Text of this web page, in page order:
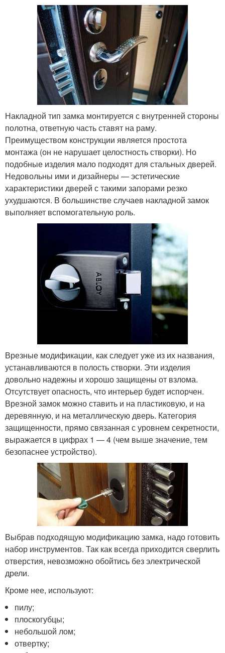
Накладной тип замка монтируется с внутренней стороны
полотна, ответную часть ставят на раму.
Преимуществом конструкции является простота
монтажа (он не нарушает целостность створки). Но
подобные изделия мало подходят для стальных дверей.
Недовольны ими и дизайнеры — эстетические
характеристики дверей с такими запорами резко
ухудшаются. В большинстве случаев накладной замок
выполняет вспомогательную роль.
Врезные модификации, как следует уже из их названия,
устанавливаются в полость створки. Эти изделия
довольно надежны и хорошо защищены от взлома.
Отсутствует опасность, что интерьер будет испорчен.
Врезной замок можно ставить и на пластиковую, и на
деревянную, и на металлическую дверь. Категория
защищенности, прямо связанная с уровнем секретности,
выражается в цифрах 1 — 4 (чем выше значение, тем
безопаснее устройство).
Выбрав подходящую модификацию замка, надо готовить
набор инструментов. Так как всегда приходится сверлить
отверстия, невозможно обойтись без электрической
дрели.
Кроме нее, используют:
пилу;
плоскогубцы;
небольшой лом;
отвертку;